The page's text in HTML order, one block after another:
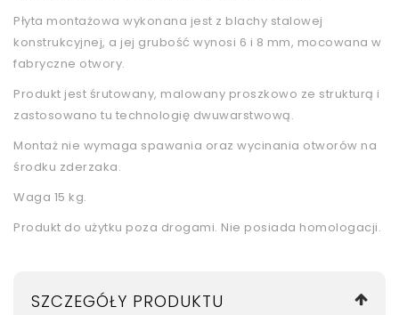
Płyta montażowa wykonana jest z blachy stalowej
konstrukcyjnej, a jej grubość wynosi 6 i 8 mm, mocowana w
fabryczne otwory.
Produkt jest śrutowany, malowany proszkowo ze strukturą i
zastosowano tu technologię dwuwarstwową.
Montaż nie wymaga spawania oraz wycinania otworów na
środku zderzaka.
Waga 15 kg.
Produkt do użytku poza drogami. Nie posiada homologacji.
SZCZEGÓŁY PRODUKTU